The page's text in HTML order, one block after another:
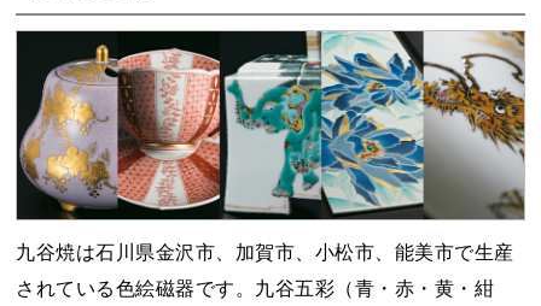
九谷焼は石川県金沢市、加賀市、小松市、能美市で生産
されている色絵磁器です。九谷五彩（青・赤・黄・紺